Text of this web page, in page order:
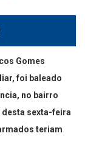
Gomes
foi baleado
no bairro
desta sexta-feira
teriam